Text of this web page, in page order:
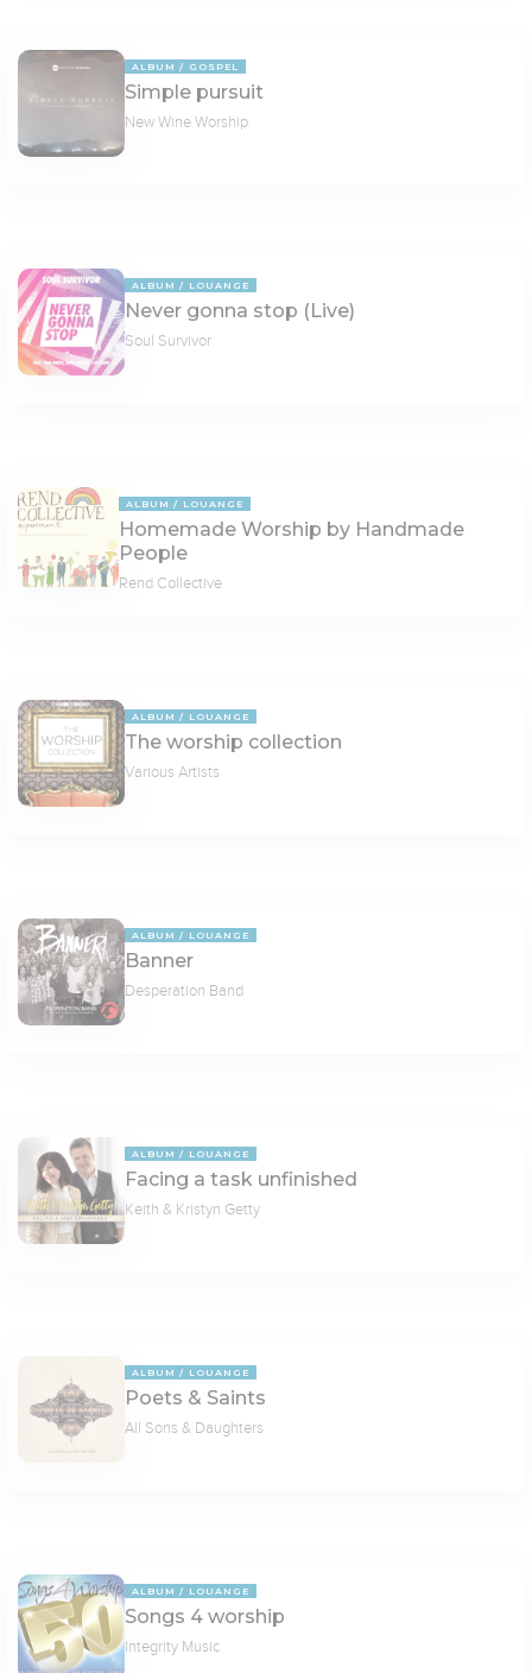
ALBUM GOSPEL
Simple pursuit
New Wine Worship
ALBUM LOUANGE
Never gonna stop (Live)
Soul Survivor
ALBUM LOUANGE
Homemade Worship by Handmade
People
Rend Collective
ALBUM LOUANGE
The worship collection
Various Artists
ALBUM LOUANGE
Banner
Desperation Band
ALBUM LOUANGE
Facing a task unfinished
Keith & Kristyn Getty
ALBUM LOUANGE
Poets & Saints
All Sons & Daughters
ALBUM LOUANGE
Songs 4 worship
Integrity Music